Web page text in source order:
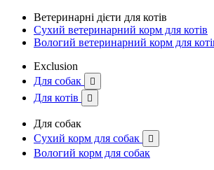
Ветеринарні дієти для котів
Сухий ветеринарний корм для котів
Вологий ветеринарний корм для
Exclusion
Для собак

Для котів 
Для собак
Сухий корм для собак

Вологий корм для собак